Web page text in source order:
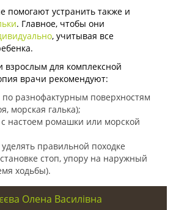
помогают устранить также и
. Главное, чтобы они
, учитывая все
взрослым для комплексной
врачи рекомендуют:
по разнофактурным поверхностям
морская галька);
настоем ромашки или морской
правильной походке
стоп, упору на наружный
ходьбы).
Олена Василівна